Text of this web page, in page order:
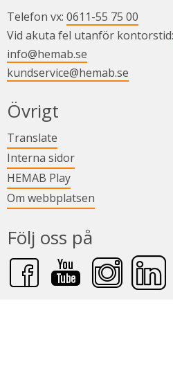
Telefon vx: 0611-55 75 00
Vid akuta fel utanför kontorstid:
info@hemab.se
kundservice@hemab.se
Övrigt
Translate
Interna sidorLänk till annan
HEMAB PlayLänk till annan
Om webbplatsen
Följ oss på